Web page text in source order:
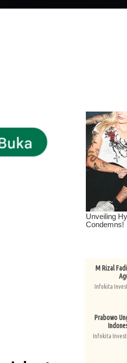
M Rizal
Infokita
Prabowo
Infokita